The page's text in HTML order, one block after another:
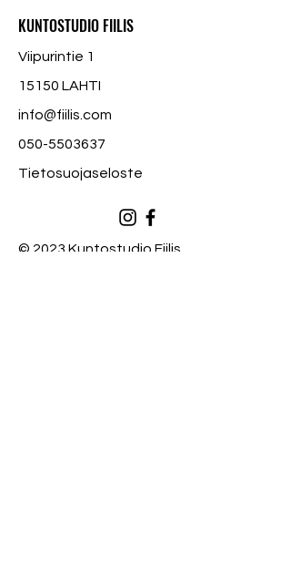
KUNTOSTUDIO FIILIS
Viipurintie 1
15150 LAHTI
info@fiilis.com
050-5503637
Tietosuojaseloste
© 2023 Kuntostudio Fiilis